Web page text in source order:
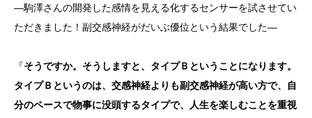
―駒澤さんの開発した感情を見える化するセンサーを試させてい
ただきました！副交感神経がだいぶ優位という結果でした―
『そうですか。そうしますと、タイプＢということになります。
タイプＢというのは、交感神経よりも副交感神経が高い方で、自
分のペースで物事に没頭するタイプで、人生を楽しむことを重視